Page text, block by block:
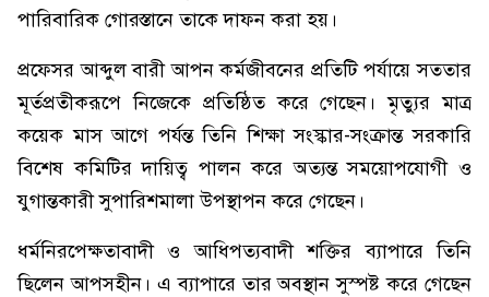
পারিবারিক গোরস্তানে তাকে দাফন করা হয়।
প্রফেসর আব্দুল বারী আপন কর্মজীবনের প্রতিটি পর্যায়ে সততার
মূর্তপ্রতীকরূপে নিজেকে প্রতিষ্ঠিত করে গেছেন। মৃত্যুর মাত্র
কয়েক মাস আগে পর্যন্ত তিনি শিক্ষা সংস্কার-সংক্রান্ত সরকারি
বিশেষ কমিটির দায়িত্ব পালন করে অত্যন্ত সময়োপযোগী ও
যুগান্তকারী সুপারিশমালা উপস্থাপন করে গেছেন।
ধর্মনিরপেক্ষতাবাদী ও আধিপত্যবাদী শক্তির ব্যাপারে তিনি
ছিলেন আপসহীন। এ ব্যাপারে তার অবস্থান সুস্পষ্ট করে গেছেন